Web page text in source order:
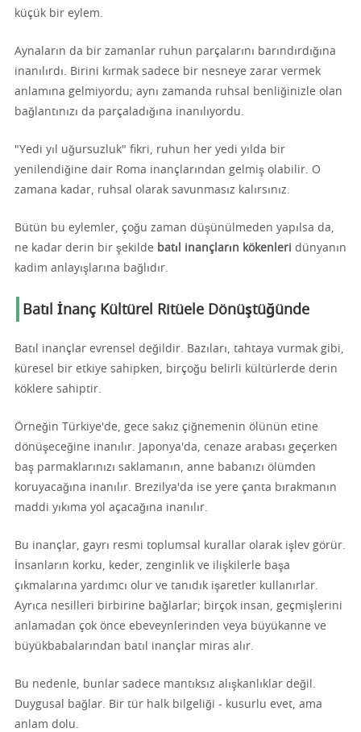
küçük bir eylem.
Aynaların da bir zamanlar ruhun parçalarını barındırdığına
inanılırdı. Birini kırmak sadece bir nesneye zarar vermek
anlamına gelmiyordu; aynı zamanda ruhsal benliğinizle olan
bağlantınızı da parçaladığına inanılıyordu.
"Yedi yıl uğursuzluk" fikri, ruhun her yedi yılda bir
yenilendiğine dair Roma inançlarından gelmiş olabilir. O
zamana kadar, ruhsal olarak savunmasız kalırsınız.
Bütün bu eylemler, çoğu zaman düşünülmeden yapılsa da,
ne kadar derin bir şekilde batıl inançların kökenleri dünyanın
kadim anlayışlarına bağlıdır.
Batıl İnanç Kültürel Ritüele Dönüştüğünde
Batıl inançlar evrensel değildir. Bazıları, tahtaya vurmak gibi,
küresel bir etkiye sahipken, birçoğu belirli kültürlerde derin
köklere sahiptir.
Örneğin Türkiye'de, gece sakız çiğnemenin ölünün etine
dönüşeceğine inanılır. Japonya'da, cenaze arabası geçerken
baş parmaklarınızı saklamanın, anne babanızı ölümden
koruyacağına inanılır. Brezilya'da ise yere çanta bırakmanın
maddi yıkıma yol açacağına inanılır.
Bu inançlar, gayrı resmi toplumsal kurallar olarak işlev görür.
İnsanların korku, keder, zenginlik ve ilişkilerle başa
çıkmalarına yardımcı olur ve tanıdık işaretler kullanırlar.
Ayrıca nesilleri birbirine bağlarlar; birçok insan, geçmişlerini
anlamadan çok önce ebeveynlerinden veya büyükanne ve
büyükbabalarından batıl inançlar miras alır.
Bu nedenle, bunlar sadece mantıksız alışkanlıklar değil.
Duygusal bağlar. Bir tür halk bilgeliği - kusurlu evet, ama
anlam dolu.